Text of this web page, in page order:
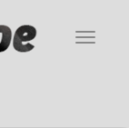
Toggle